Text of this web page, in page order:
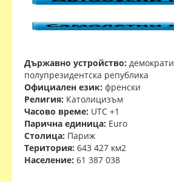
Държавно устройство:
полупрезидентска република
Официален език: френски
Религия: Католицизъм
Часово време: UTC +1
Парична единица: Euro
Столица: Париж
Територия: 643 427 км2
Население: 61 387 038